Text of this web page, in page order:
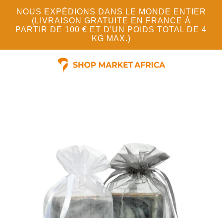
NOUS EXPÉDIONS DANS LE MONDE ENTIER
(LIVRAISON GRATUITE EN FRANCE À
PARTIR DE 100 € ET D'UN POIDS TOTAL DE 4
KG MAX.)